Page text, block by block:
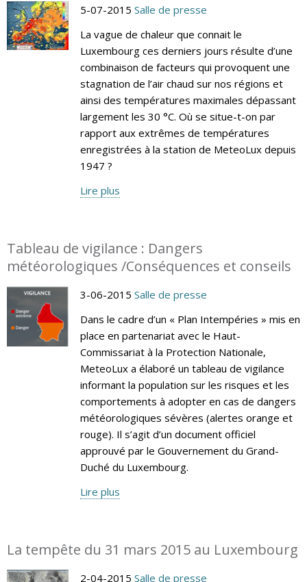
5-07-2015 Salle de presse
La vague de chaleur que connait le
Luxembourg ces derniers jours résulte d’une
combinaison de facteurs qui provoquent une
stagnation de l’air chaud sur nos régions et
ainsi des températures maximales dépassant
largement les 30 °C. Où se situe-t-on par
rapport aux extrêmes de températures
enregistrées à la station de MeteoLux depuis
1947 ?
Lire plus
Tableau de vigilance : Dangers
météorologiques /Conséquences et conseils
3-06-2015 Salle de presse
Dans le cadre d’un « Plan Intempéries » mis en
place en partenariat avec le Haut-
Commissariat à la Protection Nationale,
MeteoLux a élaboré un tableau de vigilance
informant la population sur les risques et les
comportements à adopter en cas de dangers
météorologiques sévères (alertes orange et
rouge). Il s’agit d’un document officiel
approuvé par le Gouvernement du Grand-
Duché du Luxembourg.
Lire plus
La tempête du 31 mars 2015 au Luxembourg
2-04-2015 Salle de presse